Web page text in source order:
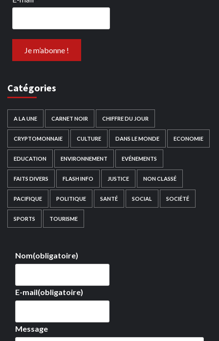
Catégories
A LA UNE CARNET NOIR CHIFFRE DU JOUR
CRYPTOMONNAIE CULTURE DANS LE MONDE ECONOMIE
EDUCATION ENVIRONNEMENT EVÉNEMENTS
FAITS DIVERS FLASH INFO JUSTICE NON CLASSÉ
PACIFIQUE POLITIQUE SANTÉ SOCIAL SOCIÉTÉ
SPORTS TOURISME
Nom(obligatoire)
E-mail(obligatoire)
Message